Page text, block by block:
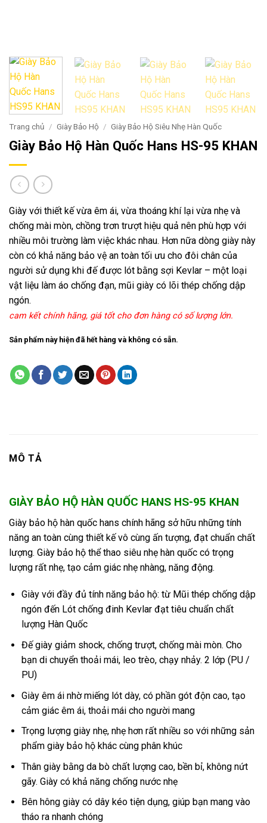
Trang chủ / Giày Bảo Hộ / Giày Bảo Hộ Siêu Nhẹ Hàn Quốc
Giày Bảo Hộ Hàn Quốc Hans HS-95 KHAN
Giày với thiết kế vừa êm ái, vừa thoáng khí lại vừa nhẹ và
chống mài mòn, chồng trơn trượt hiệu quả nên phù hợp với
nhiều môi trường làm việc khác nhau. Hơn nữa dòng giày này
còn có khả năng bảo vệ an toàn tối ưu cho đôi chân của
người sử dụng khi đế được lót bằng sợi Kevlar – một loại
vật liệu làm áo chống đạn, mũi giày có lõi thép chống dập
ngón.
cam kết chính hãng, giá tốt cho đơn hàng có số lượng lớn.
Sản phẩm này hiện đã hết hàng và không có sẵn.
MÔ TẢ
GIÀY BẢO HỘ HÀN QUỐC HANS HS-95 KHAN
Giày bảo hộ hàn quốc hans chính hãng sở hữu những tính
năng an toàn cùng thiết kế vô cùng ấn tượng, đạt chuẩn chất
lượng. Giày bảo hộ thể thao siêu nhẹ hàn quốc có trọng
lượng rất nhẹ, tạo cảm giác nhẹ nhàng, năng động.
Giày với đầy đủ tính năng bảo hộ: từ Mũi thép chống dập
ngón đến Lót chống đinh Kevlar đạt tiêu chuẩn chất
lượng Hàn Quốc
Đế giày giảm shock, chống trượt, chống mài mòn. Cho
bạn di chuyển thoải mái, leo trèo, chạy nhảy. 2 lớp (PU /
PU)
Giày êm ái nhờ miếng lót dày, có phần gót độn cao, tạo
cảm giác êm ái, thoải mái cho người mang
Trọng lượng giày nhẹ, nhẹ hơn rất nhiều so với những sản
phẩm giày bảo hộ khác cùng phân khúc
Thân giày bằng da bò chất lượng cao, bền bỉ, không nứt
gãy. Giày có khả năng chống nước nhẹ
Bên hông giày có dây kéo tiện dụng, giúp bạn mang vào
tháo ra nhanh chóng